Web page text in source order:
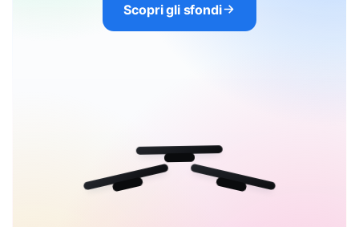
Scopri gli sfondi